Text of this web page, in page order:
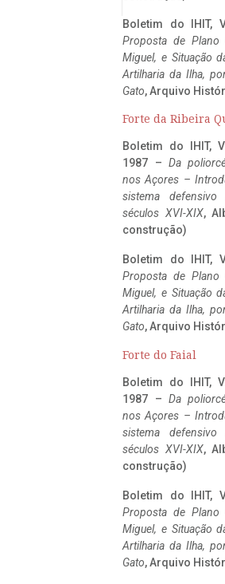
Boletim do IHIT,
Proposta de Plano
Miguel, e Situação
Artilharia da Ilha,
Gato, Arquivo
Forte da Ribeira
Boletim do IHIT,
1987 – Da
nos Açores –
sistema
séculos XVI-XIX,
construção)
Boletim do IHIT,
Proposta de Plano
Miguel, e Situação
Artilharia da Ilha,
Gato, Arquivo
Forte do Faial
Boletim do IHIT,
1987 – Da
nos Açores –
sistema
séculos XVI-XIX,
construção)
Boletim do IHIT,
Proposta de Plano
Miguel, e Situação
Artilharia da Ilha,
Gato, Arquivo